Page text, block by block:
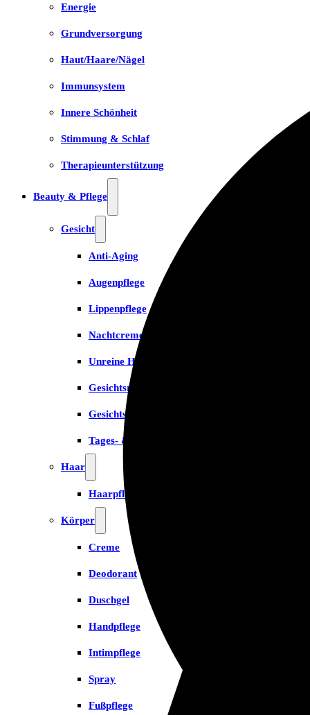
Energie
Grundversorgung
Haut/Haare/Nägel
Immunsystem
Innere Schönheit
Stimmung & Schlaf
Therapieunterstützung
Beauty & Pflege
Gesicht
Anti-Aging
Augenpflege
Lippenpflege
Nachtcreme
Unreine Haut & Akne
Gesichtsreinigung
Gesichtsserum
Tages- & Feuchtigkeitscremes
Haar
Haarpflege
Körper
Creme
Deodorant
Duschgel
Handpflege
Intimpflege
Spray
Fußpflege